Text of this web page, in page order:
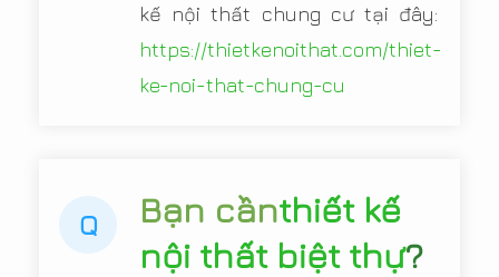
kế nội thất chung cư tại đây:
https://thietkenoithat.com/thiet-
ke-noi-that-chung-cu
Q Bạn cầnthiết kế
nội thất biệt thự?